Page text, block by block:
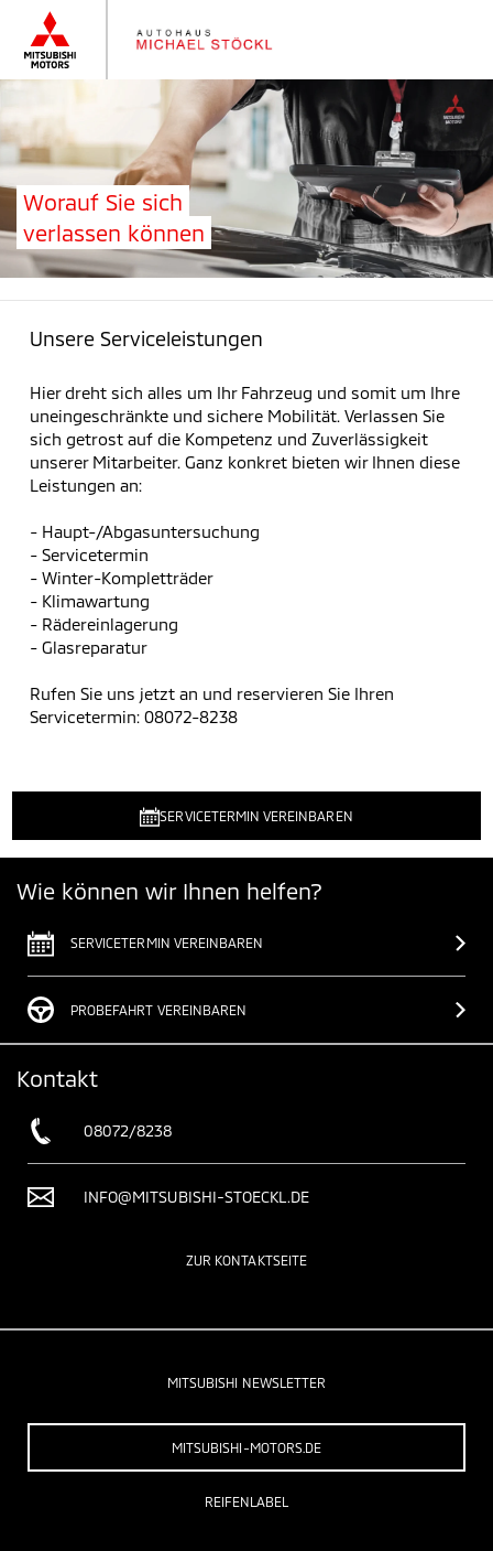
Worauf Sie sich
verlassen können
Unsere Serviceleistungen
Hier dreht sich alles um Ihr Fahrzeug und somit um Ihre
uneingeschränkte und sichere Mobilität. Verlassen Sie
sich getrost auf die Kompetenz und Zuverlässigkeit
unserer Mitarbeiter. Ganz konkret bieten wir Ihnen diese
Leistungen an:
- Haupt-/Abgasuntersuchung
- Servicetermin
- Winter-Kompletträder
- Klimawartung
- Rädereinlagerung
- Glasreparatur
Rufen Sie uns jetzt an und reservieren Sie Ihren
Servicetermin: 08072-8238
SERVICETERMIN VEREINBAREN
Wie können wir Ihnen helfen?
SERVICETERMIN VEREINBAREN
PROBEFAHRT VEREINBAREN
Kontakt
08072/8238
INFO@MITSUBISHI-STOECKL.DE
ZUR KONTAKTSEITE
MITSUBISHI NEWSLETTER
MITSUBISHI-MOTORS.DE
REIFENLABEL